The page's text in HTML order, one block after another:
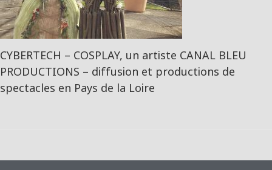
CYBERTECH – COSPLAY, un artiste CANAL BLEU
PRODUCTIONS – diffusion et productions de
spectacles en Pays de la Loire